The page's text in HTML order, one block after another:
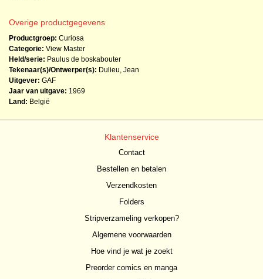
Overige productgegevens
Productgroep: Curiosa
Categorie: View Master
Held/serie: Paulus de boskabouter
Tekenaar(s)/Ontwerper(s): Dulieu, Jean
Uitgever: GAF
Jaar van uitgave: 1969
Land: België
Klantenservice
Contact
Bestellen en betalen
Verzendkosten
Folders
Stripverzameling verkopen?
Algemene voorwaarden
Hoe vind je wat je zoekt
Preorder comics en manga